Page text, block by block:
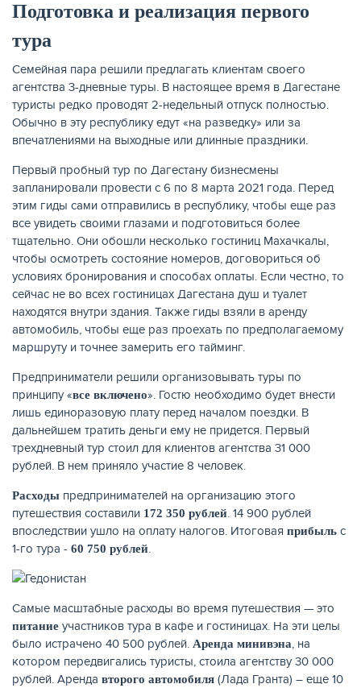
Подготовка и реализация первого
тура
Семейная пара решили предлагать клиентам своего
агентства 3-дневные туры. В настоящее время в Дагестане
туристы редко проводят 2-недельный отпуск полностью.
Обычно в эту республику едут «на разведку» или за
впечатлениями на выходные или длинные праздники.
Первый пробный тур по Дагестану бизнесмены
запланировали провести с 6 по 8 марта 2021 года. Перед
этим гиды сами отправились в республику, чтобы еще раз
все увидеть своими глазами и подготовиться более
тщательно. Они обошли несколько гостиниц Махачкалы,
чтобы осмотреть состояние номеров, договориться об
условиях бронирования и способах оплаты. Если честно, то
сейчас не во всех гостиницах Дагестана душ и туалет
находятся внутри здания. Также гиды взяли в аренду
автомобиль, чтобы еще раз проехать по предполагаемому
маршруту и точнее замерить его тайминг.
Предприниматели решили организовывать туры по
принципу «все включено». Гостю необходимо будет внести
лишь единоразовую плату перед началом поездки. В
дальнейшем тратить деньги ему не придется. Первый
трехдневный тур стоил для клиентов агентства 31 000
рублей. В нем приняло участие 8 человек.
Расходы предпринимателей на организацию этого
путешествия составили 172 350 рублей. 14 900 рублей
впоследствии ушло на оплату налогов. Итоговая прибыль с
1-го тура - 60 750 рублей.
Самые масштабные расходы во время путешествия — это
питание участников тура в кафе и гостиницах. На эти целы
было истрачено 40 500 рублей. Аренда минивэна, на
котором передвигались туристы, стоила агентству 30 000
рублей. Аренда второго автомобиля (Лада Гранта) – еще 10